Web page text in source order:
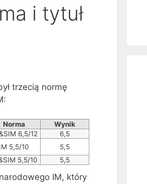
i tytuł
trzecią normę
Norma
Wynik
6,5/12
6,5
IM 5,5/10
5,5
5,5/10 5,5
IM, który